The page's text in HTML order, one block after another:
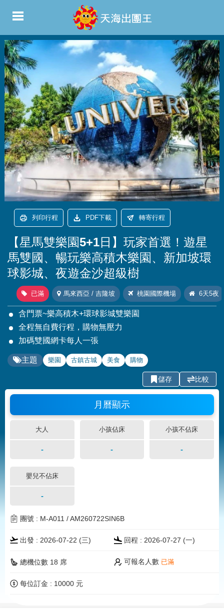
列印行程 PDF下載 轉寄行程
【星馬雙樂園5+1日】玩家首選！遊星
馬雙國、暢玩樂高積木樂園、新加坡環
球影城、夜遊金沙超級樹
已滿 馬來西亞 / 吉隆坡 桃園國際機場 6天5夜
含門票~樂高積木+環球影城雙樂園
全程無自費行程，購物無壓力
加碼雙國網卡每人一張
主題 樂園 古鎮古城 美食 購物
儲存 比較
月曆顯示
大人 小孩佔床 小孩不佔床
- - -
嬰兒不佔床
-
團號 : M-A011 / AM260722SIN6B
出發 : 2026-07-22 (三) 回程 : 2026-07-27 (一)
總機位數 18 席 可報名人數 已滿
每位訂金 : 10000 元